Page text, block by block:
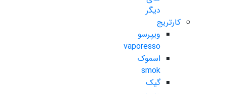
دیگر
کارتریج
ویپرسو
vaporesso
اسموک
smok
گیک